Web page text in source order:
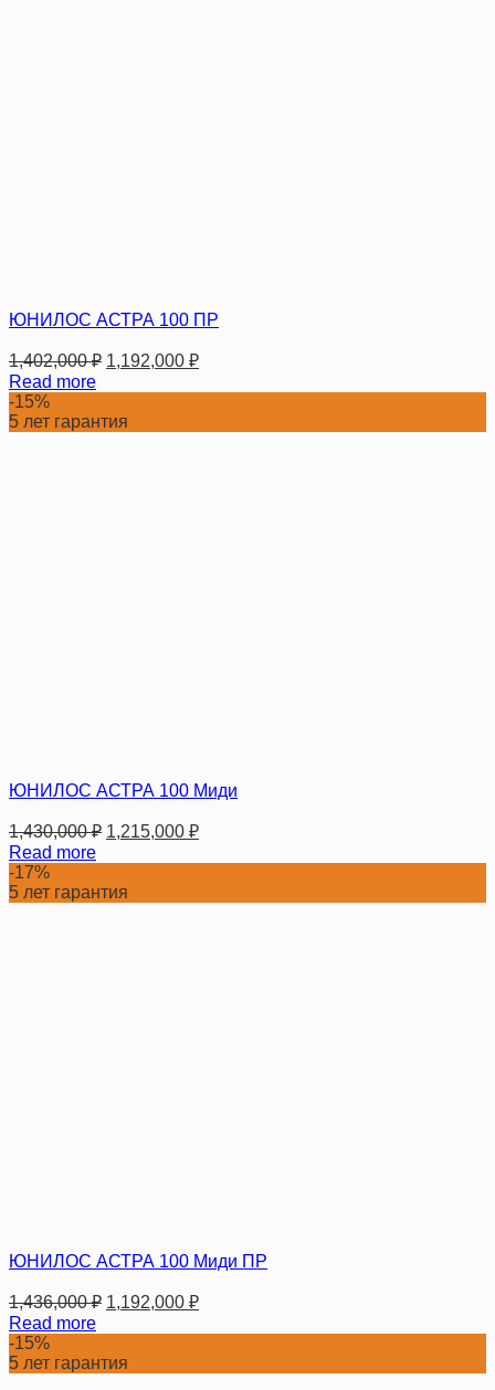
ЮНИЛОС АСТРА 100 ПР
1,402,000₽ 1,192,000 ₽
Read more
-15%
5 лет гарантия
ЮНИЛОС АСТРА 100 Миди
1,430,000₽ 1,215,000 ₽
Read more
-17%
5 лет гарантия
ЮНИЛОС АСТРА 100 Миди ПР
1,436,000₽ 1,192,000 ₽
Read more
-15%
5 лет гарантия